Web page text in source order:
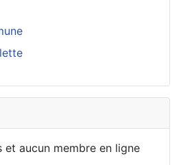
et aucun membre en ligne